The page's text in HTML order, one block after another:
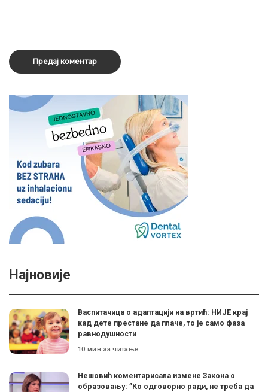
Најновије
Васпитачица о адаптацији на вртић: НИЈЕ крај
кад дете престане да плаче, то је само фаза
равнодушности
10 мин за читање
Нешовић коментарисала измене Закона о
образовању: ”Ко одговорно ради, не треба да